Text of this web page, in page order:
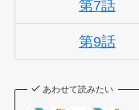
第7話
第9話
あわせて読みたい